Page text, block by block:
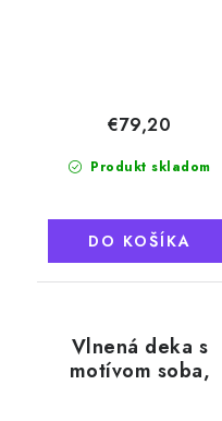
Produkt skladom
€79,20
DO KOŠÍKA
Vlnená deka s
motívom soba,